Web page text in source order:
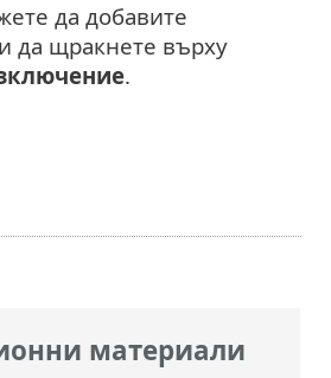
материали
да добавите
да щракнете върху
.